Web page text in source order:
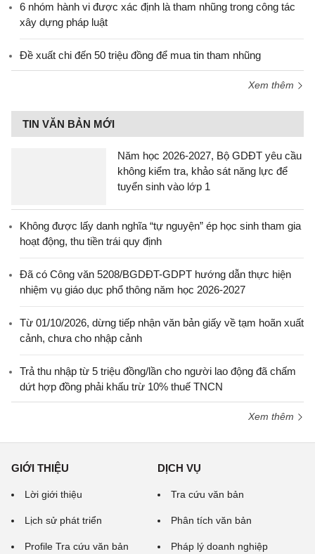
6 nhóm hành vi được xác định là tham nhũng trong công tác
xây dựng pháp luật
Đề xuất chi đến 50 triệu đồng để mua tin tham nhũng
Xem thêm
TIN VĂN BẢN MỚI
Năm học 2026-2027, Bộ GDĐT yêu cầu
không kiểm tra, khảo sát năng lực để
tuyển sinh vào lớp 1
Không được lấy danh nghĩa “tự nguyện” ép học sinh tham gia
hoạt động, thu tiền trái quy định
Đã có Công văn 5208/BGDĐT-GDPT hướng dẫn thực hiện
nhiệm vụ giáo dục phổ thông năm học 2026-2027
Từ 01/10/2026, dừng tiếp nhận văn bản giấy về tạm hoãn xuất
cảnh, chưa cho nhập cảnh
Trả thu nhập từ 5 triệu đồng/lần cho người lao động đã chấm
dứt hợp đồng phải khấu trừ 10% thuế TNCN
Xem thêm
GIỚI THIỆU
Lời giới thiệu
Lịch sử phát triển
Profile Tra cứu văn bản
DỊCH VỤ
Tra cứu văn bản
Phân tích văn bản
Pháp lý doanh nghiệp